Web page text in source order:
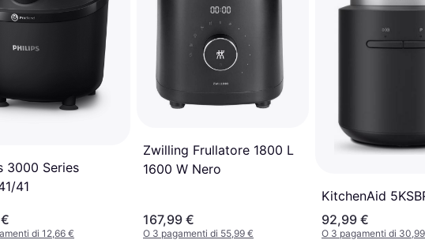
3000 Series
41
di 12,66 €
Zwilling Frullatore 1800 L
1600 W Nero
167,99 €
O 3 pagamenti di 55,99 €
KitchenAid
92,99 €
O 3 pagamenti di